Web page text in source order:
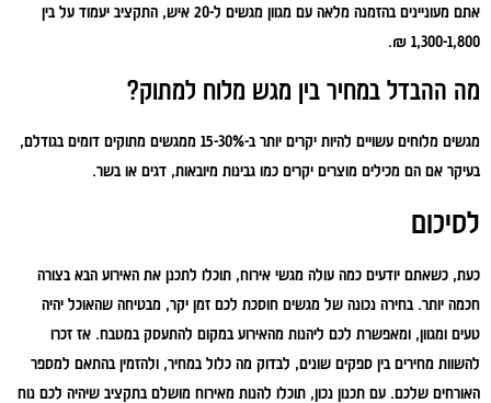
אתם מעוניינים בהזמנה מלאה עם מגוון מגשים ל-20 איש, התקציב יעמוד על בין
1,300-1,800 ₪.
מה ההבדל במחיר בין מגש מלוח למתוק?
מגשים מלוחים עשויים להיות יקרים יותר ב-15-30% ממגשים מתוקים דומים בגודלם,
בעיקר אם הם מכילים מוצרים יקרים כמו גבינות מיובאות, דגים או בשר.
לסיכום
כעת, כשאתם יודעים כמה עולה מגשי אירוח, תוכלו לתכנן את האירוע הבא בצורה
חכמה יותר. בחירה נכונה של מגשים חוסכת לכם זמן יקר, מבטיחה שהאוכל יהיה
טעים ומגוון, ומאפשרת לכם ליהנות מהאירוע במקום להתעסק במטבח. אז זכרו
להשוות מחירים בין ספקים שונים, לבדוק מה כלול במחיר, ולהזמין בהתאם למספר
האורחים שלכם. עם תכנון נכון, תוכלו להנות מאירוח מושלם בתקציב שיהיה לכם נוח